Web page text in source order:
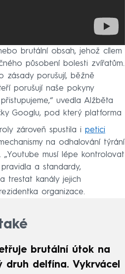
brutální obsah, jehož cílem
působení bolesti zvířatům.
zásady porušují, běžně
porušují naše pokyny
uvedla Alžběta
Googlu, pod který platforma
zároveň spustila i petici
na odhalování týrání
musí lépe kontrolovat
a standardy,
trestat kanály jejich
organizace.
brutální útok na
druh delfína. Vykrvácel